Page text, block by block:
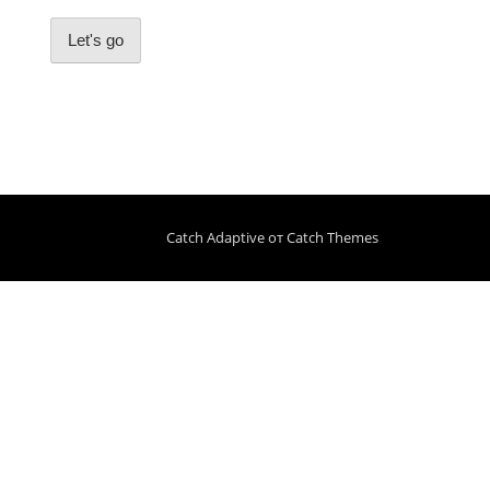
Let's go
Catch Adaptive отCatch Themes